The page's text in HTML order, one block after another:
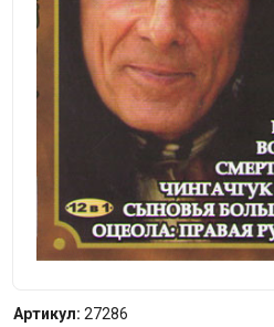
Артикул: 27286